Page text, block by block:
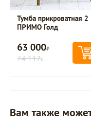
Тумба прикроватная 2
ПРИМО Голд
63 000Р
74 117Р
Вам также